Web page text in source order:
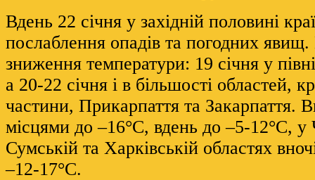
Вдень 22 січня у західній половині
послаблення опадів та погодних
зниження температури: 19 січня у
а 20-22 січня і в більшості областей,
частини, Прикарпаття та Закарпаття.
місцями до –16°С, вдень до –5-12°С, у
Сумській та Харківській областях
–12-17°С.